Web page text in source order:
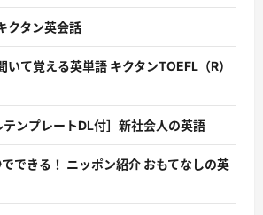
クタン英会話
いて覚える英単語 キクタンTOEFL（R）
テンプレートDL付］新社会人の英語
でできる！ ニッポン紹介 おもてなしの英